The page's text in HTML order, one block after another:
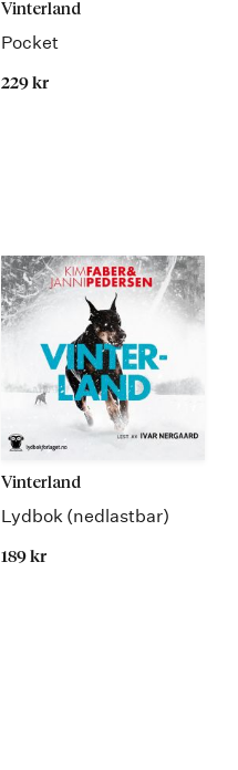
Vinterland
Pocket
229 kr
Vinterland
Lydbok (nedlastbar)
189 kr